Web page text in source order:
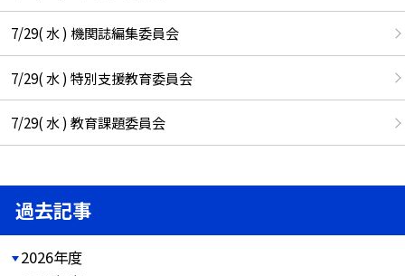
7/29( 水 ) 機関誌編集委員会
7/29( 水 ) 特別支援教育委員会
7/29( 水 ) 教育課題委員会
過去記事
2026年度